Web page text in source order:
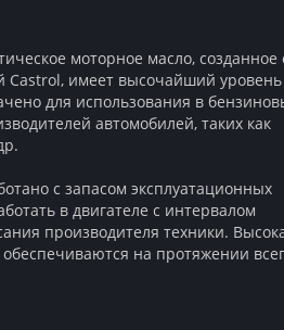
моторное масло, созданное
Castrol, имеет высочайший уровень
для использования в
автомобилей, таких как
с запасом эксплуатационных
в двигателе с интервалом
производителя техники.
на протяжении